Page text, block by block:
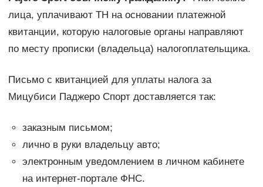
лица, уплачивают ТН на основании платежной
квитанции, которую налоговые органы направляют
по месту прописки (владельца) налогоплательщика.
Письмо с квитанцией для уплаты налога за
Мицубиси Паджеро Спорт доставляется так:
заказным письмом;
лично в руки владельцу авто;
электронным уведомлением в личном кабинете
на интернет-портале ФНС.